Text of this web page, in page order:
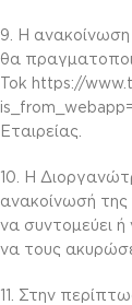
9. Η
θα
Tok https://
Εταιρείας.
10. Η
ανακοίνωσή
να συντομεύει ή
να τους
11. Στην